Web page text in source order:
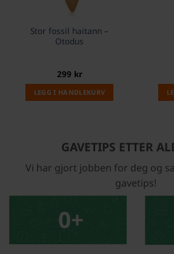
Stor fossil haitann –
Otodus
299 kr
LEGG I HANDLEKURV
GAVETIPS ETTER
Vi har gjort jobben for deg og
gavetips!